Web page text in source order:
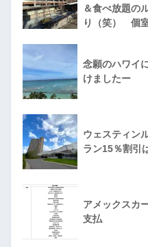
＆食べ放題の
り（笑） 個
念願のハワイ
けましたー
ウェスティン
ラン15％割引
アメックスカ
支払